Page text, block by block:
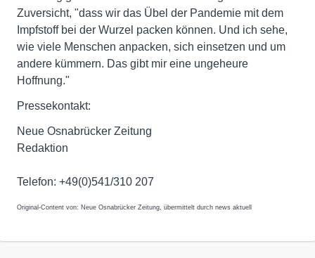
Zuversicht, "dass wir das Übel der Pandemie mit dem
Impfstoff bei der Wurzel packen können. Und ich sehe,
wie viele Menschen anpacken, sich einsetzen und um
andere kümmern. Das gibt mir eine ungeheure
Hoffnung."
Pressekontakt:
Neue Osnabrücker Zeitung
Redaktion
Telefon: +49(0)541/310 207
Original-Content von: Neue Osnabrücker Zeitung, übermittelt durch news aktuell